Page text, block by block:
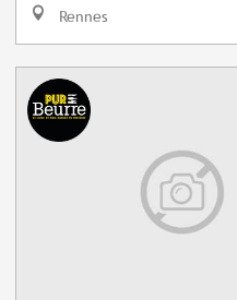
Rennes